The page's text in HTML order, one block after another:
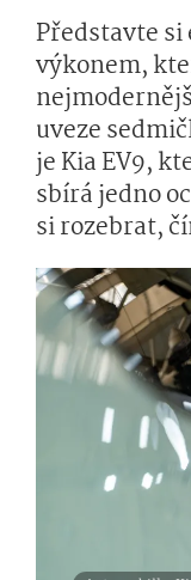
Představte
výkonem,
uveze
je Kia EV9,
sbírá jedno
si rozebrat,